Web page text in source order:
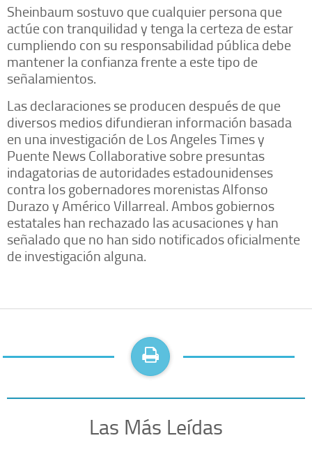
Sheinbaum sostuvo que cualquier persona que
actúe con tranquilidad y tenga la certeza de estar
cumpliendo con su responsabilidad pública debe
mantener la confianza frente a este tipo de
señalamientos.
Las declaraciones se producen después de que
diversos medios difundieran información basada
en una investigación de Los Angeles Times y
Puente News Collaborative sobre presuntas
indagatorias de autoridades estadounidenses
contra los gobernadores morenistas Alfonso
Durazo y Américo Villarreal. Ambos gobiernos
estatales han rechazado las acusaciones y han
señalado que no han sido notificados oficialmente
de investigación alguna.
Las Más Leídas